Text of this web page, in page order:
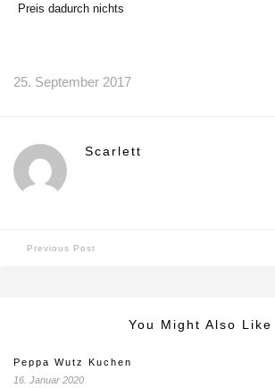
Preis dadurch nichts
25. September 2017
Scarlett
Previous Post
You Might Also Like
Peppa Wutz Kuchen
16. Januar 2020